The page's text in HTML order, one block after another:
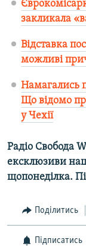
закликала
Відставка
можливі
Намагались
Що відомо
у Чехії
Радіо Свобода
ексклюзиви
щопонеділка.
Поділитись
Підписатись